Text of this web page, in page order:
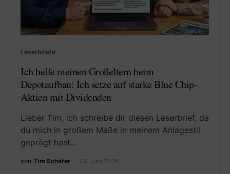
Leserbriefe
Ich helfe meinen Großeltern beim
Depotaufbau: Ich setze auf starke Blue Chip-
Aktien mit Dividenden
Lieber Tim, ich schreibe dir diesen Leserbrief, da
du mich in großem Maße in meinem Anlagestil
geprägt hast…
von Tim Schäfer 23. Juni 2026